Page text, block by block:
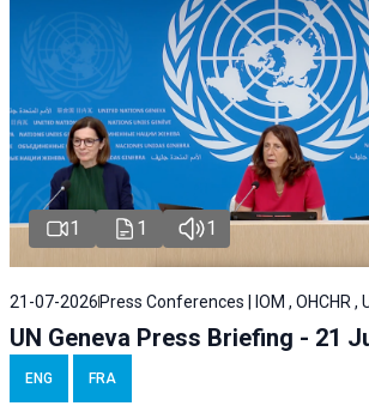
1 1 1
21-07-2026 Press Conferences | IOM , OHCHR ,
UN Geneva Press Briefing - 21
ENG FRA